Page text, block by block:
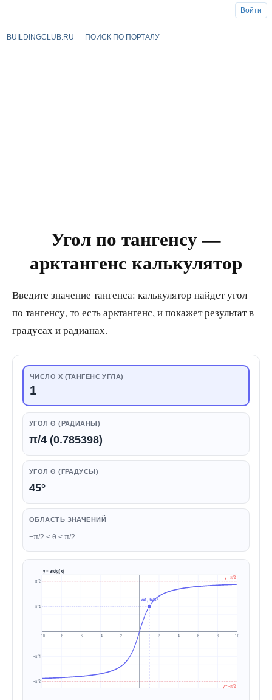
BUILDINGCLUB.RU ПОИСК ПО ПОРТАЛУ
Угол по тангенсу —
арктангенс калькулятор
Введите значение тангенса: калькулятор найдет угол
по тангенсу, то есть арктангенс, и покажет результат в
градусах и радианах.
ЧИСЛО X (ТАНГЕНС УГЛА)
УГОЛ Θ (РАДИАНЫ)
π/4 (0.785398)
УГОЛ Θ (ГРАДУСЫ)
45°
ОБЛАСТЬ ЗНАЧЕНИЙ
−π/2 < θ < π/2
y = π/2
y = −π/2
−10 −8 −6 −4 −2 2 4 6 8 10
π/2
π/4
−π/4
−π/2
x=1, θ=45°
y = arctg(x)
Войти